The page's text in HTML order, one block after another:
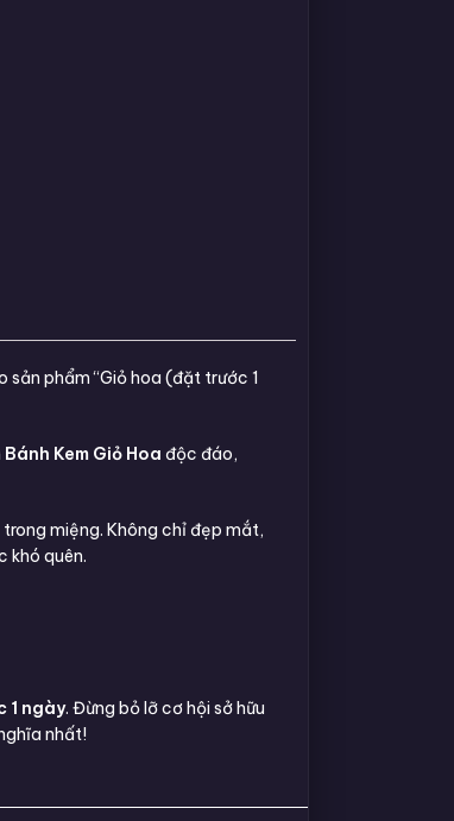
phẩm “Giỏ hoa (đặt trước 1
Bánh Kem Giỏ Hoa độc đáo,
miệng. Không chỉ đẹp mắt,
khó quên.
1 ngày. Đừng bỏ lỡ cơ hội sở hữu
nhất!